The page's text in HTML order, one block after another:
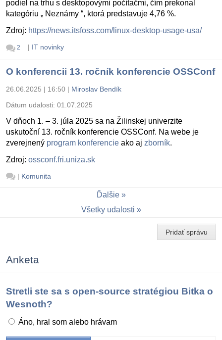
podiel na trhu s desktopovými počítačmi, čím prekonal
kategóriu „ Neznámy “, ktorá predstavuje 4,76 %.
Zdroj: https://news.itsfoss.com/linux-desktop-usage-usa/
2 | IT novinky
O konferencii 13. ročník konferencie OSSConf
26.06.2025 | 16:50 | Miroslav Bendík
Dátum udalosti: 01.07.2025
V dňoch 1. – 3. júla 2025 sa na Žilinskej univerzite
uskutoční 13. ročník konferencie OSSConf. Na webe je
zverejnený program konferencie ako aj zborník.
Zdroj: ossconf.fri.uniza.sk
| Komunita
Ďalšie
Všetky udalosti
Pridať správu
Anketa
Stretli ste sa s open-source stratégiou Bitka o
Wesnoth?
Áno, hral som alebo hrávam